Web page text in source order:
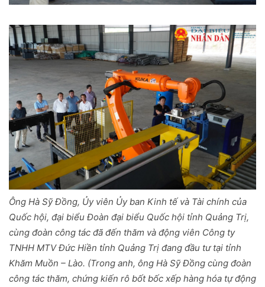
Ông Hà Sỹ Đồng, Ủy viên Ủy ban Kinh tế và Tài chính của
Quốc hội, đại biểu Đoàn đại biểu Quốc hội tỉnh Quảng Trị,
cùng đoàn công tác đã đến thăm và động viên Công ty
TNHH MTV Đức Hiền tỉnh Quảng Trị đang đầu tư tại tỉnh
Khăm Muồn – Lào. (Trong anh, ông Hà Sỹ Đồng cùng đoàn
công tác thăm, chứng kiến rô bốt bốc xếp hàng hóa tự động